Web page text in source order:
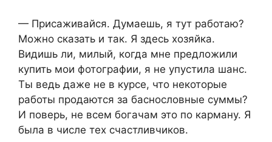
— Присаживайся. Думаешь, я тут работаю?
Можно сказать и так. Я здесь хозяйка.
Видишь ли, милый, когда мне предложили
купить мои фотографии, я не упустила шанс.
Ты ведь даже не в курсе, что некоторые
работы продаются за баснословные суммы?
И поверь, не всем богачам это по карману. Я
была в числе тех счастливчиков.